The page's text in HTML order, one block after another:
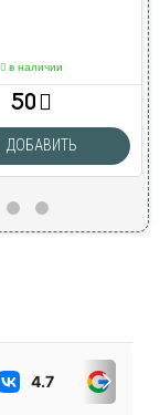
в наличии
50
ДОБАВИТЬ
4.7